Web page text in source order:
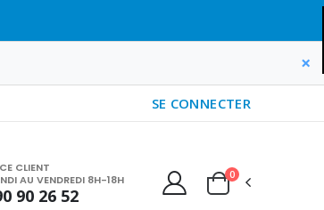
×
SE CONNECTER
CLIENT
AU VENDREDI 8H-18H
90 26 52
0